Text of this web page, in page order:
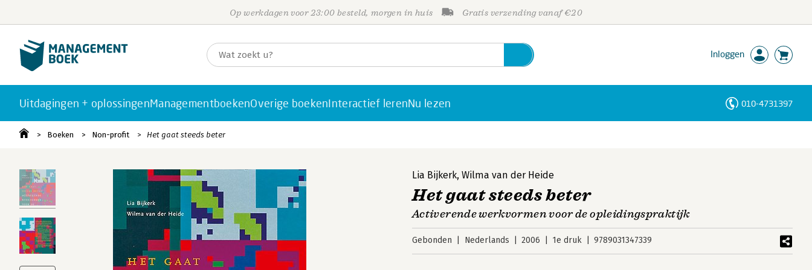
Op werkdagen voor 23:00 besteld, morgen in huis Gratis verzending vanaf €20
Inloggen
Uitdagingen + oplossingenManagementboekenOverige boekenInteractief lerenNu lezen 010-4731397
Boeken Non-profit Het gaat steeds beter
Lia Bijkerk, Wilma van der Heide
Het gaat steeds beter
Activerende werkvormen voor de opleidingspraktijk
Gebonden Nederlands 2006 1e druk 9789031347339
Personen